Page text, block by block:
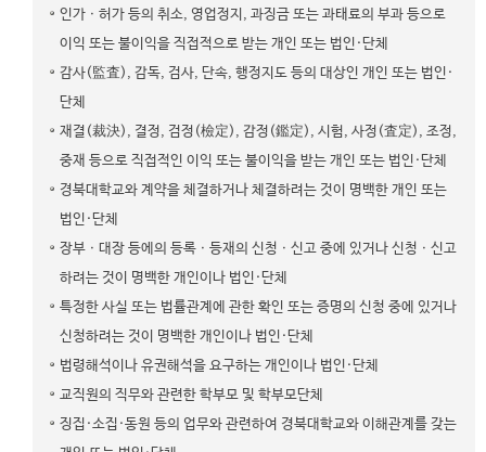
인가ㆍ허가 등의 취소, 영업정지, 과징금 또는 과태료의 부과 등으로
이익 또는 불이익을 직접적으로 받는 개인 또는 법인·단체
감사(監査), 감독, 검사, 단속, 행정지도 등의 대상인 개인 또는 법인·
단체
재결(裁決), 결정, 검정(檢定), 감정(鑑定), 시험, 사정(査定), 조정,
중재 등으로 직접적인 이익 또는 불이익을 받는 개인 또는 법인·단체
경북대학교와 계약을 체결하거나 체결하려는 것이 명백한 개인 또는
법인·단체
장부ㆍ대장 등에의 등록ㆍ등재의 신청ㆍ신고 중에 있거나 신청ㆍ신고
하려는 것이 명백한 개인이나 법인·단체
특정한 사실 또는 법률관계에 관한 확인 또는 증명의 신청 중에 있거나
신청하려는 것이 명백한 개인이나 법인·단체
법령해석이나 유권해석을 요구하는 개인이나 법인·단체
교직원의 직무와 관련한 학부모 및 학부모단체
징집·소집·동원 등의 업무와 관련하여 경북대학교와 이해관계를 갖는